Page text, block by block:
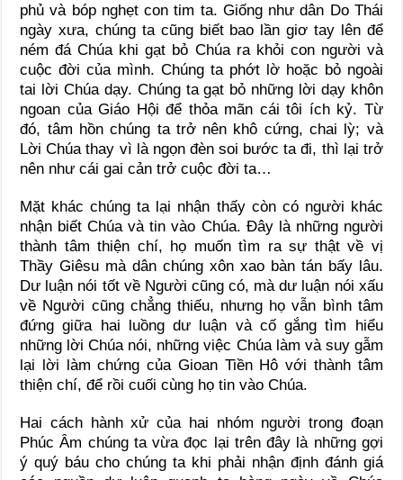
phủ và bóp nghẹt con tim ta. Giống như dân Do Thái
ngày xưa, chúng ta cũng biết bao lần giơ tay lên để
ném đá Chúa khi gạt bỏ Chúa ra khỏi con người và
cuộc đời của mình. Chúng ta phớt lờ hoặc bỏ ngoài
tai lời Chúa dạy. Chúng ta gạt bỏ những lời dạy khôn
ngoan của Giáo Hội để thỏa mãn cái tôi ích kỷ. Từ
đó, tâm hồn chúng ta trở nên khô cứng, chai lỳ; và
Lời Chúa thay vì là ngọn đèn soi bước ta đi, thì lại trở
nên như cái gai cản trở cuộc đời ta…
Mặt khác chúng ta lại nhận thấy còn có người khác
nhận biết Chúa và tin vào Chúa. Đây là những người
thành tâm thiện chí, họ muốn tìm ra sự thật về vị
Thầy Giêsu mà dân chúng xôn xao bàn tán bấy lâu.
Dư luận nói tốt về Người cũng có, mà dư luận nói xấu
về Người cũng chẳng thiếu, nhưng họ vẫn bình tâm
đứng giữa hai luồng dư luận và cố gắng tìm hiểu
những lời Chúa nói, những việc Chúa làm và suy gẫm
lại lời làm chứng của Gioan Tiền Hô với thành tâm
thiện chí, để rồi cuối cùng họ tin vào Chúa.
Hai cách hành xử của hai nhóm người trong đoạn
Phúc Âm chúng ta vừa đọc lại trên đây là những gợi
ý quý báu cho chúng ta khi phải nhận định đánh giá